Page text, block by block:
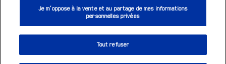
Je m’oppose à la vente et au partage de mes informations
personnelles privées
Tout refuser